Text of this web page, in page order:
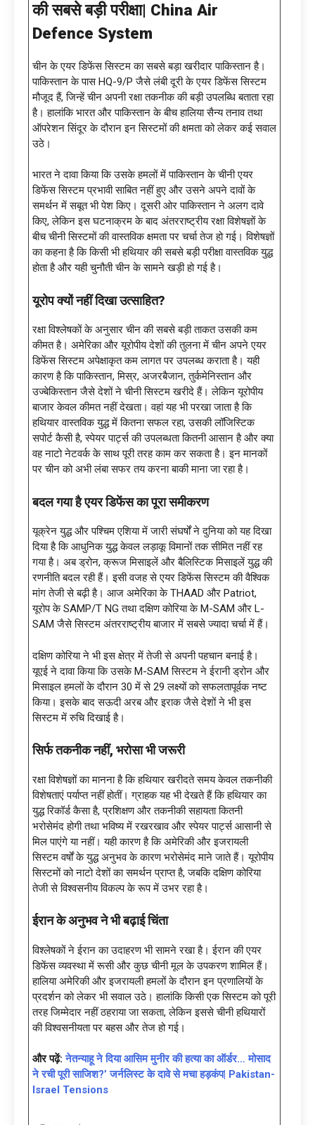
की सबसे बड़ी परीक्षा| China Air
Defence System
चीन के एयर डिफेंस सिस्टम का सबसे बड़ा खरीदार पाकिस्तान है।
पाकिस्तान के पास HQ-9/P जैसे लंबी दूरी के एयर डिफेंस सिस्टम
मौजूद हैं, जिन्हें चीन अपनी रक्षा तकनीक की बड़ी उपलब्धि बताता रहा
है। हालांकि भारत और पाकिस्तान के बीच हालिया सैन्य तनाव तथा
ऑपरेशन सिंदूर के दौरान इन सिस्टमों की क्षमता को लेकर कई सवाल
उठे।
भारत ने दावा किया कि उसके हमलों में पाकिस्तान के चीनी एयर
डिफेंस सिस्टम प्रभावी साबित नहीं हुए और उसने अपने दावों के
समर्थन में सबूत भी पेश किए। दूसरी ओर पाकिस्तान ने अलग दावे
किए, लेकिन इस घटनाक्रम के बाद अंतरराष्ट्रीय रक्षा विशेषज्ञों के
बीच चीनी सिस्टमों की वास्तविक क्षमता पर चर्चा तेज हो गई। विशेषज्ञों
का कहना है कि किसी भी हथियार की सबसे बड़ी परीक्षा वास्तविक युद्ध
होता है और यही चुनौती चीन के सामने खड़ी हो गई है।
यूरोप क्यों नहीं दिखा उत्साहित?
रक्षा विश्लेषकों के अनुसार चीन की सबसे बड़ी ताकत उसकी कम
कीमत है। अमेरिका और यूरोपीय देशों की तुलना में चीन अपने एयर
डिफेंस सिस्टम अपेक्षाकृत कम लागत पर उपलब्ध कराता है। यही
कारण है कि पाकिस्तान, मिस्र, अजरबैजान, तुर्कमेनिस्तान और
उज्बेकिस्तान जैसे देशों ने चीनी सिस्टम खरीदे हैं। लेकिन यूरोपीय
बाजार केवल कीमत नहीं देखता। वहां यह भी परखा जाता है कि
हथियार वास्तविक युद्ध में कितना सफल रहा, उसकी लॉजिस्टिक
सपोर्ट कैसी है, स्पेयर पार्ट्स की उपलब्धता कितनी आसान है और क्या
वह नाटो नेटवर्क के साथ पूरी तरह काम कर सकता है। इन मानकों
पर चीन को अभी लंबा सफर तय करना बाकी माना जा रहा है।
बदल गया है एयर डिफेंस का पूरा समीकरण
यूक्रेन युद्ध और पश्चिम एशिया में जारी संघर्षों ने दुनिया को यह दिखा
दिया है कि आधुनिक युद्ध केवल लड़ाकू विमानों तक सीमित नहीं रह
गया है। अब ड्रोन, क्रूज मिसाइलें और बैलिस्टिक मिसाइलें युद्ध की
रणनीति बदल रही हैं। इसी वजह से एयर डिफेंस सिस्टम की वैश्विक
मांग तेजी से बढ़ी है। आज अमेरिका के THAAD और Patriot,
यूरोप के SAMP/T NG तथा दक्षिण कोरिया के M-SAM और L-
SAM जैसे सिस्टम अंतरराष्ट्रीय बाजार में सबसे ज्यादा चर्चा में हैं।
दक्षिण कोरिया ने भी इस क्षेत्र में तेजी से अपनी पहचान बनाई है।
यूएई ने दावा किया कि उसके M-SAM सिस्टम ने ईरानी ड्रोन और
मिसाइल हमलों के दौरान 30 में से 29 लक्ष्यों को सफलतापूर्वक नष्ट
किया। इसके बाद सऊदी अरब और इराक जैसे देशों ने भी इस
सिस्टम में रुचि दिखाई है।
सिर्फ तकनीक नहीं, भरोसा भी जरूरी
रक्षा विशेषज्ञों का मानना है कि हथियार खरीदते समय केवल तकनीकी
विशेषताएं पर्याप्त नहीं होतीं। ग्राहक यह भी देखते हैं कि हथियार का
युद्ध रिकॉर्ड कैसा है, प्रशिक्षण और तकनीकी सहायता कितनी
भरोसेमंद होगी तथा भविष्य में रखरखाव और स्पेयर पार्ट्स आसानी से
मिल पाएंगे या नहीं। यही कारण है कि अमेरिकी और इजरायली
सिस्टम वर्षों के युद्ध अनुभव के कारण भरोसेमंद माने जाते हैं। यूरोपीय
सिस्टमों को नाटो देशों का समर्थन प्राप्त है, जबकि दक्षिण कोरिया
तेजी से विश्वसनीय विकल्प के रूप में उभर रहा है।
ईरान के अनुभव ने भी बढ़ाई चिंता
विश्लेषकों ने ईरान का उदाहरण भी सामने रखा है। ईरान की एयर
डिफेंस व्यवस्था में रूसी और कुछ चीनी मूल के उपकरण शामिल हैं।
हालिया अमेरिकी और इजरायली हमलों के दौरान इन प्रणालियों के
प्रदर्शन को लेकर भी सवाल उठे। हालांकि किसी एक सिस्टम को पूरी
तरह जिम्मेदार नहीं ठहराया जा सकता, लेकिन इससे चीनी हथियारों
की विश्वसनीयता पर बहस और तेज हो गई।
और पढ़ें:नेतन्याहू ने दिया आसिम मुनीर की हत्या का ऑर्डर… मोसाद
ने रची पूरी साजिश?’ जर्नलिस्ट के दावे से मचा हड़कंप| Pakistan-
Israel Tensions